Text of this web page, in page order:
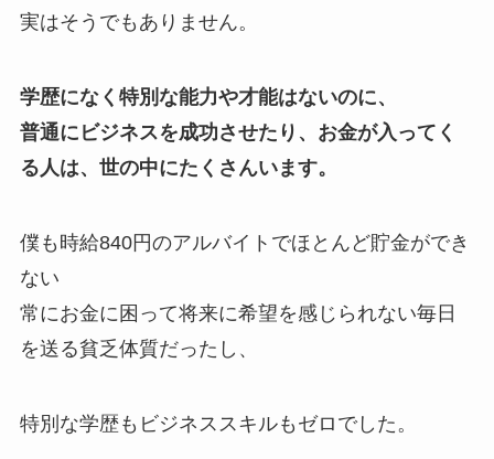
実はそうでもありません。
学歴になく特別な能力や才能はないのに、
普通にビジネスを成功させたり、お金が入ってく
る人は、世の中にたくさんいます。
僕も時給840円のアルバイトでほとんど貯金ができ
ない
常にお金に困って将来に希望を感じられない毎日
を送る貧乏体質だったし、
特別な学歴もビジネススキルもゼロでした。